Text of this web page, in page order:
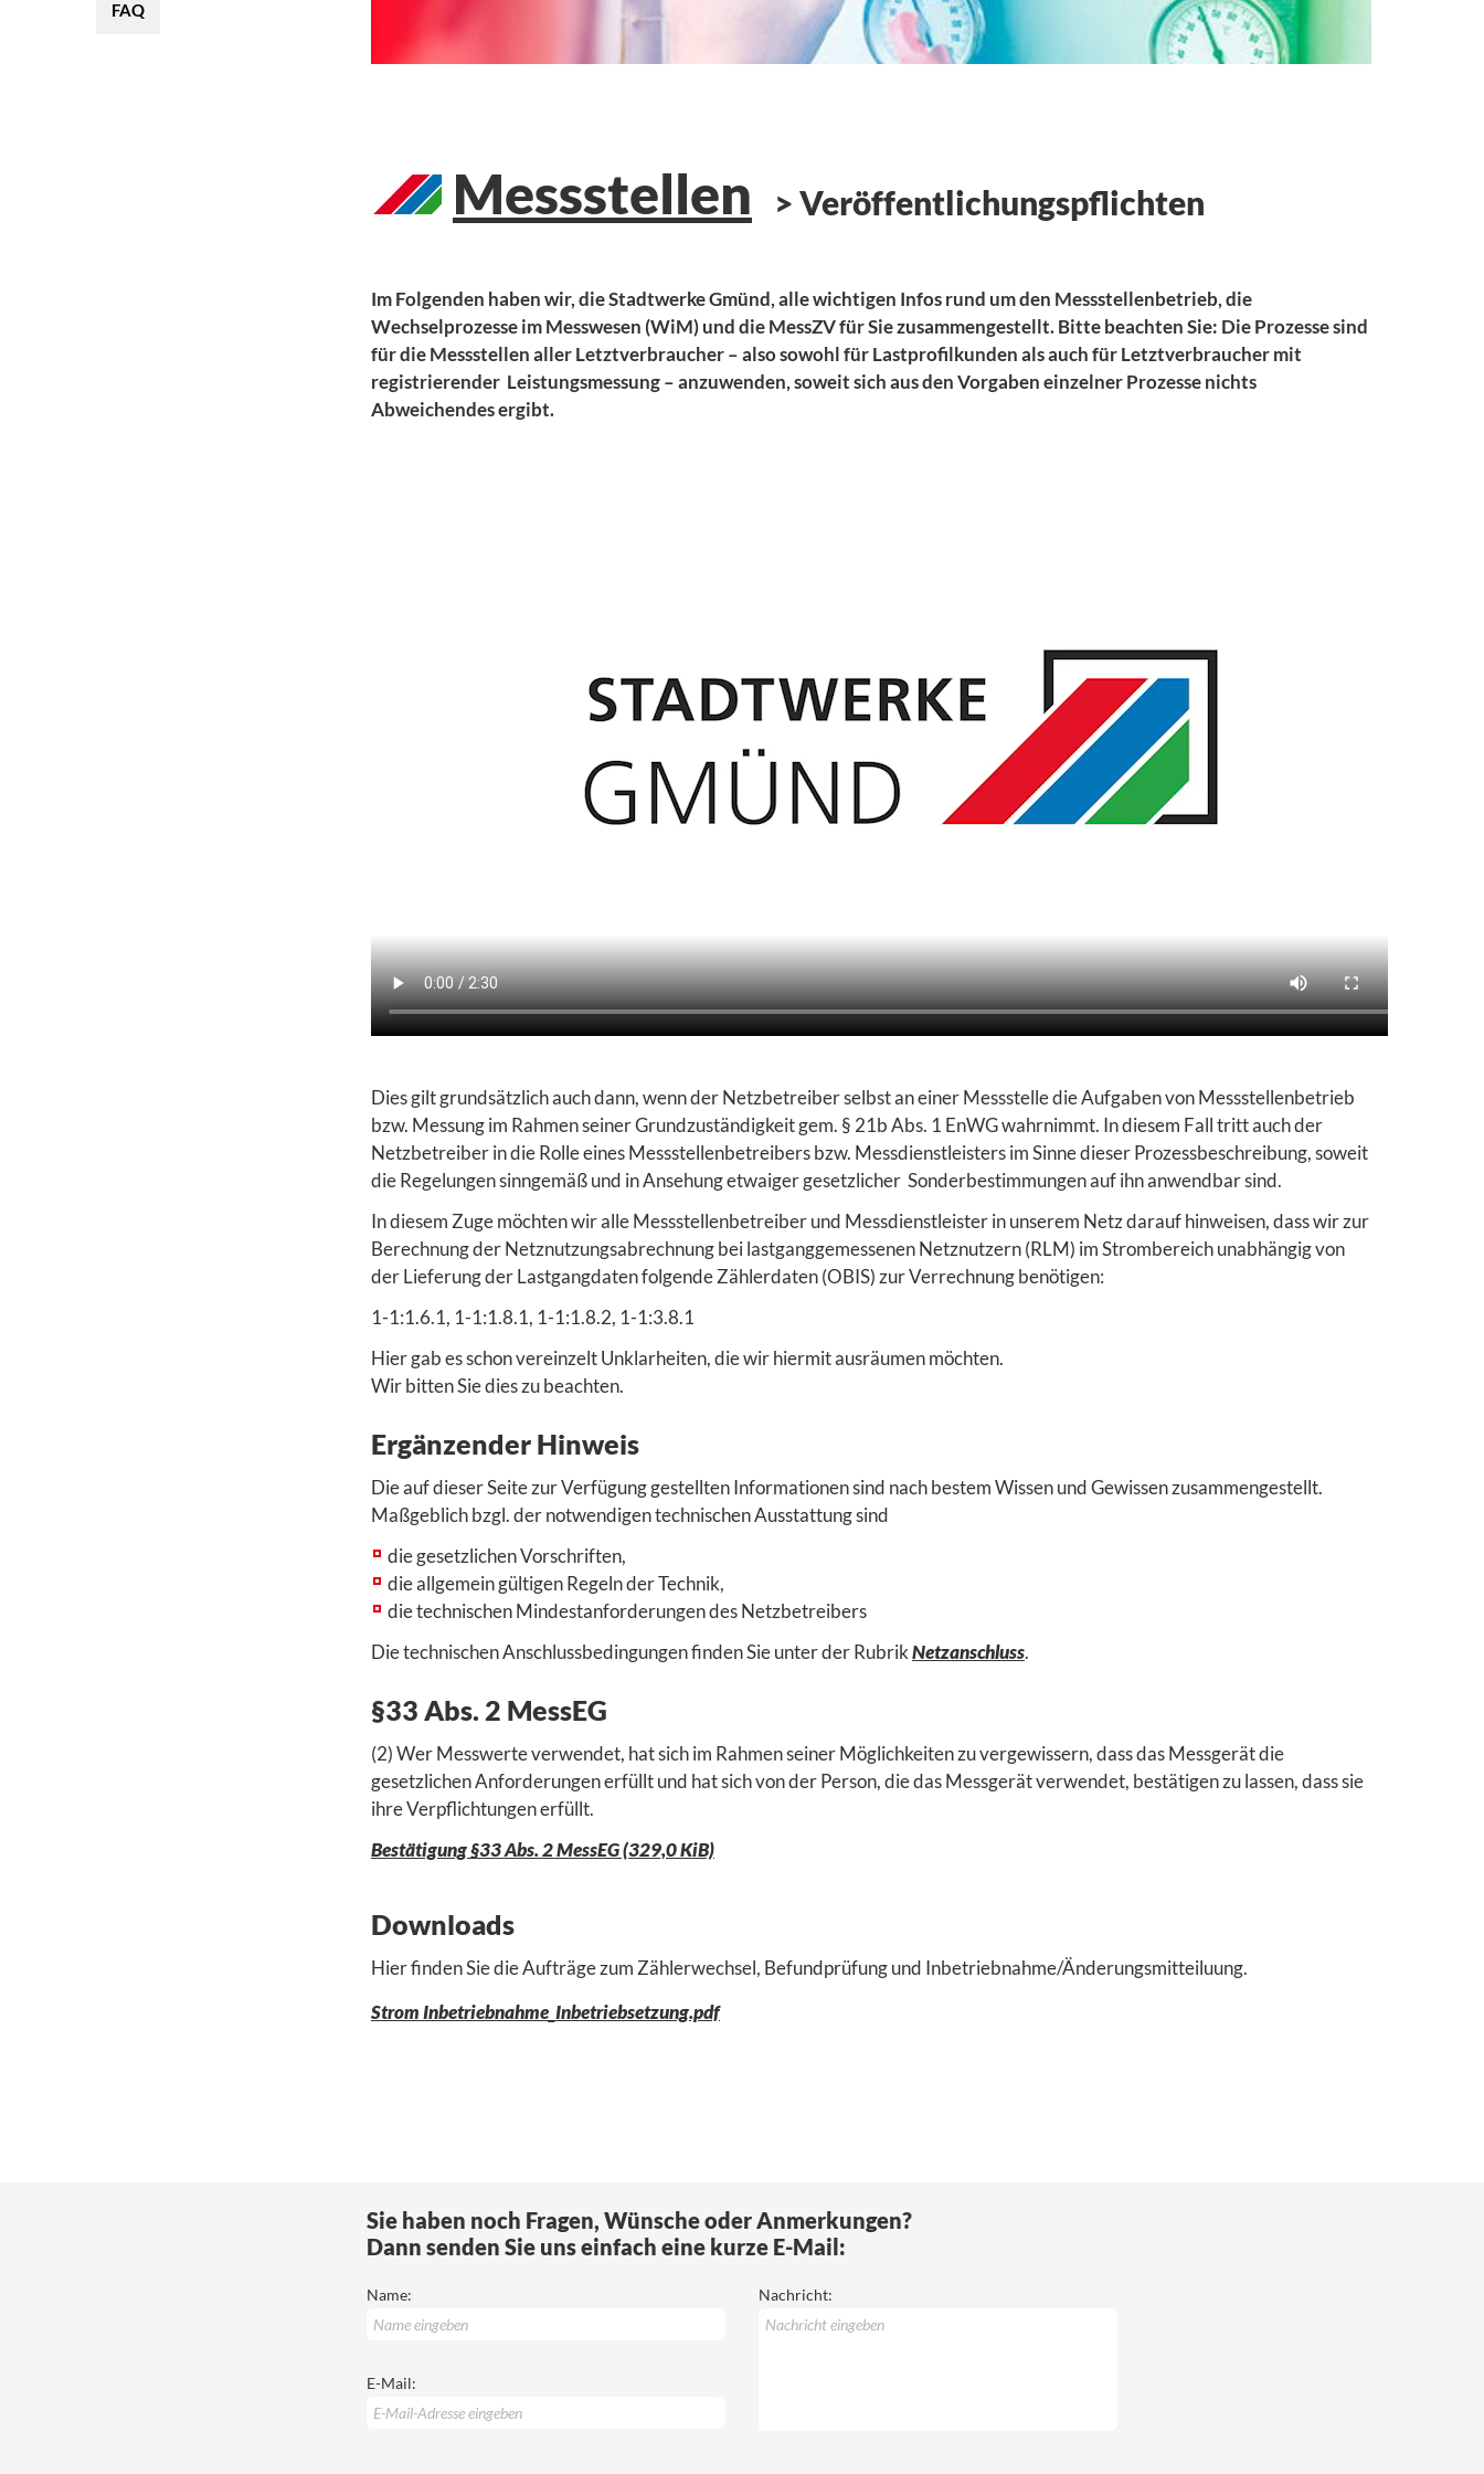
Netzanschlussverträge Strom
Messstellen Veröffentlichungspflichten
Im Folgenden haben wir, die Stadtwerke Gmünd, alle wichtigen Infos rund um den Messstellenbetrieb, die
Wechselprozesse im Messwesen (WiM) und die MessZV für Sie zusammengestellt. Bitte beachten Sie: Die Prozesse sind
für die Messstellen aller Letztverbraucher – also sowohl für Lastprofilkunden als auch für Letztverbraucher mit
registrierender Leistungsmessung – anzuwenden, soweit sich aus den Vorgaben einzelner Prozesse nichts
Abweichendes ergibt.
Dies gilt grundsätzlich auch dann, wenn der Netzbetreiber selbst an einer Messstelle die Aufgaben von Messstellenbetrieb
bzw. Messung im Rahmen seiner Grundzuständigkeit gem. § 21b Abs. 1 EnWG wahrnimmt. In diesem Fall tritt auch der
Netzbetreiber in die Rolle eines Messstellenbetreibers bzw. Messdienstleisters im Sinne dieser Prozessbeschreibung, soweit
die Regelungen sinngemäß und in Ansehung etwaiger gesetzlicher Sonderbestimmungen auf ihn anwendbar sind.
In diesem Zuge möchten wir alle Messstellenbetreiber und Messdienstleister in unserem Netz darauf hinweisen, dass wir zur
Berechnung der Netznutzungsabrechnung bei lastganggemessenen Netznutzern (RLM) im Strombereich unabhängig von
der Lieferung der Lastgangdaten folgende Zählerdaten (OBIS) zur Verrechnung benötigen:
1-1:1.6.1, 1-1:1.8.1, 1-1:1.8.2, 1-1:3.8.1
Hier gab es schon vereinzelt Unklarheiten, die wir hiermit ausräumen möchten.
Wir bitten Sie dies zu beachten.
Ergänzender Hinweis
Die auf dieser Seite zur Verfügung gestellten Informationen sind nach bestem Wissen und Gewissen zusammengestellt.
Maßgeblich bzgl. der notwendigen technischen Ausstattung sind
die gesetzlichen Vorschriften,
die allgemein gültigen Regeln der Technik,
die technischen Mindestanforderungen des Netzbetreibers
Die technischen Anschlussbedingungen finden Sie unter der RubrikNetzanschluss.
§33 Abs. 2 MessEG
(2) Wer Messwerte verwendet, hat sich im Rahmen seiner Möglichkeiten zu vergewissern, dass das Messgerät die
gesetzlichen Anforderungen erfüllt und hat sich von der Person, die das Messgerät verwendet, bestätigen zu lassen, dass sie
ihre Verpflichtungen erfüllt.
Bestätigung §33 Abs. 2 MessEG (329,0 KiB)
Downloads
Hier finden Sie die Aufträge zum Zählerwechsel, Befundprüfung und Inbetriebnahme/Änderungsmitteiluung.
Strom Inbetriebnahme_Inbetriebsetzung.pdf
FAQ
Sie haben noch Fragen, Wünsche oder Anmerkungen?
Dann senden Sie uns einfach eine kurze E-Mail:
Name:
E-Mail:
Nachricht: